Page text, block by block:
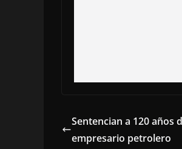
Sentencian a 120 años
empresario petrolero